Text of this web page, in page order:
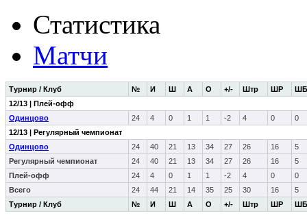
Статистика
Матчи
Турнир / Клуб № И Ш А О +/- Штр ШР ШБ
Турнир / Клуб № И Ш А О +/- Штр ШР ШБ
12/13 | Плей-офф
Одинцово
24 4 0 1 1 -2 4 0
0
12/13 | Регулярный чемпионат
Одинцово
24 40 21 13 34 27 26 16
5
Регулярный чемпионат
24 40 21 13 34 27 26 16
5
Плей-офф
24 4 0 1 1 -2 4 0
0
Всего
24 44 21 14 35 25 30 16 5